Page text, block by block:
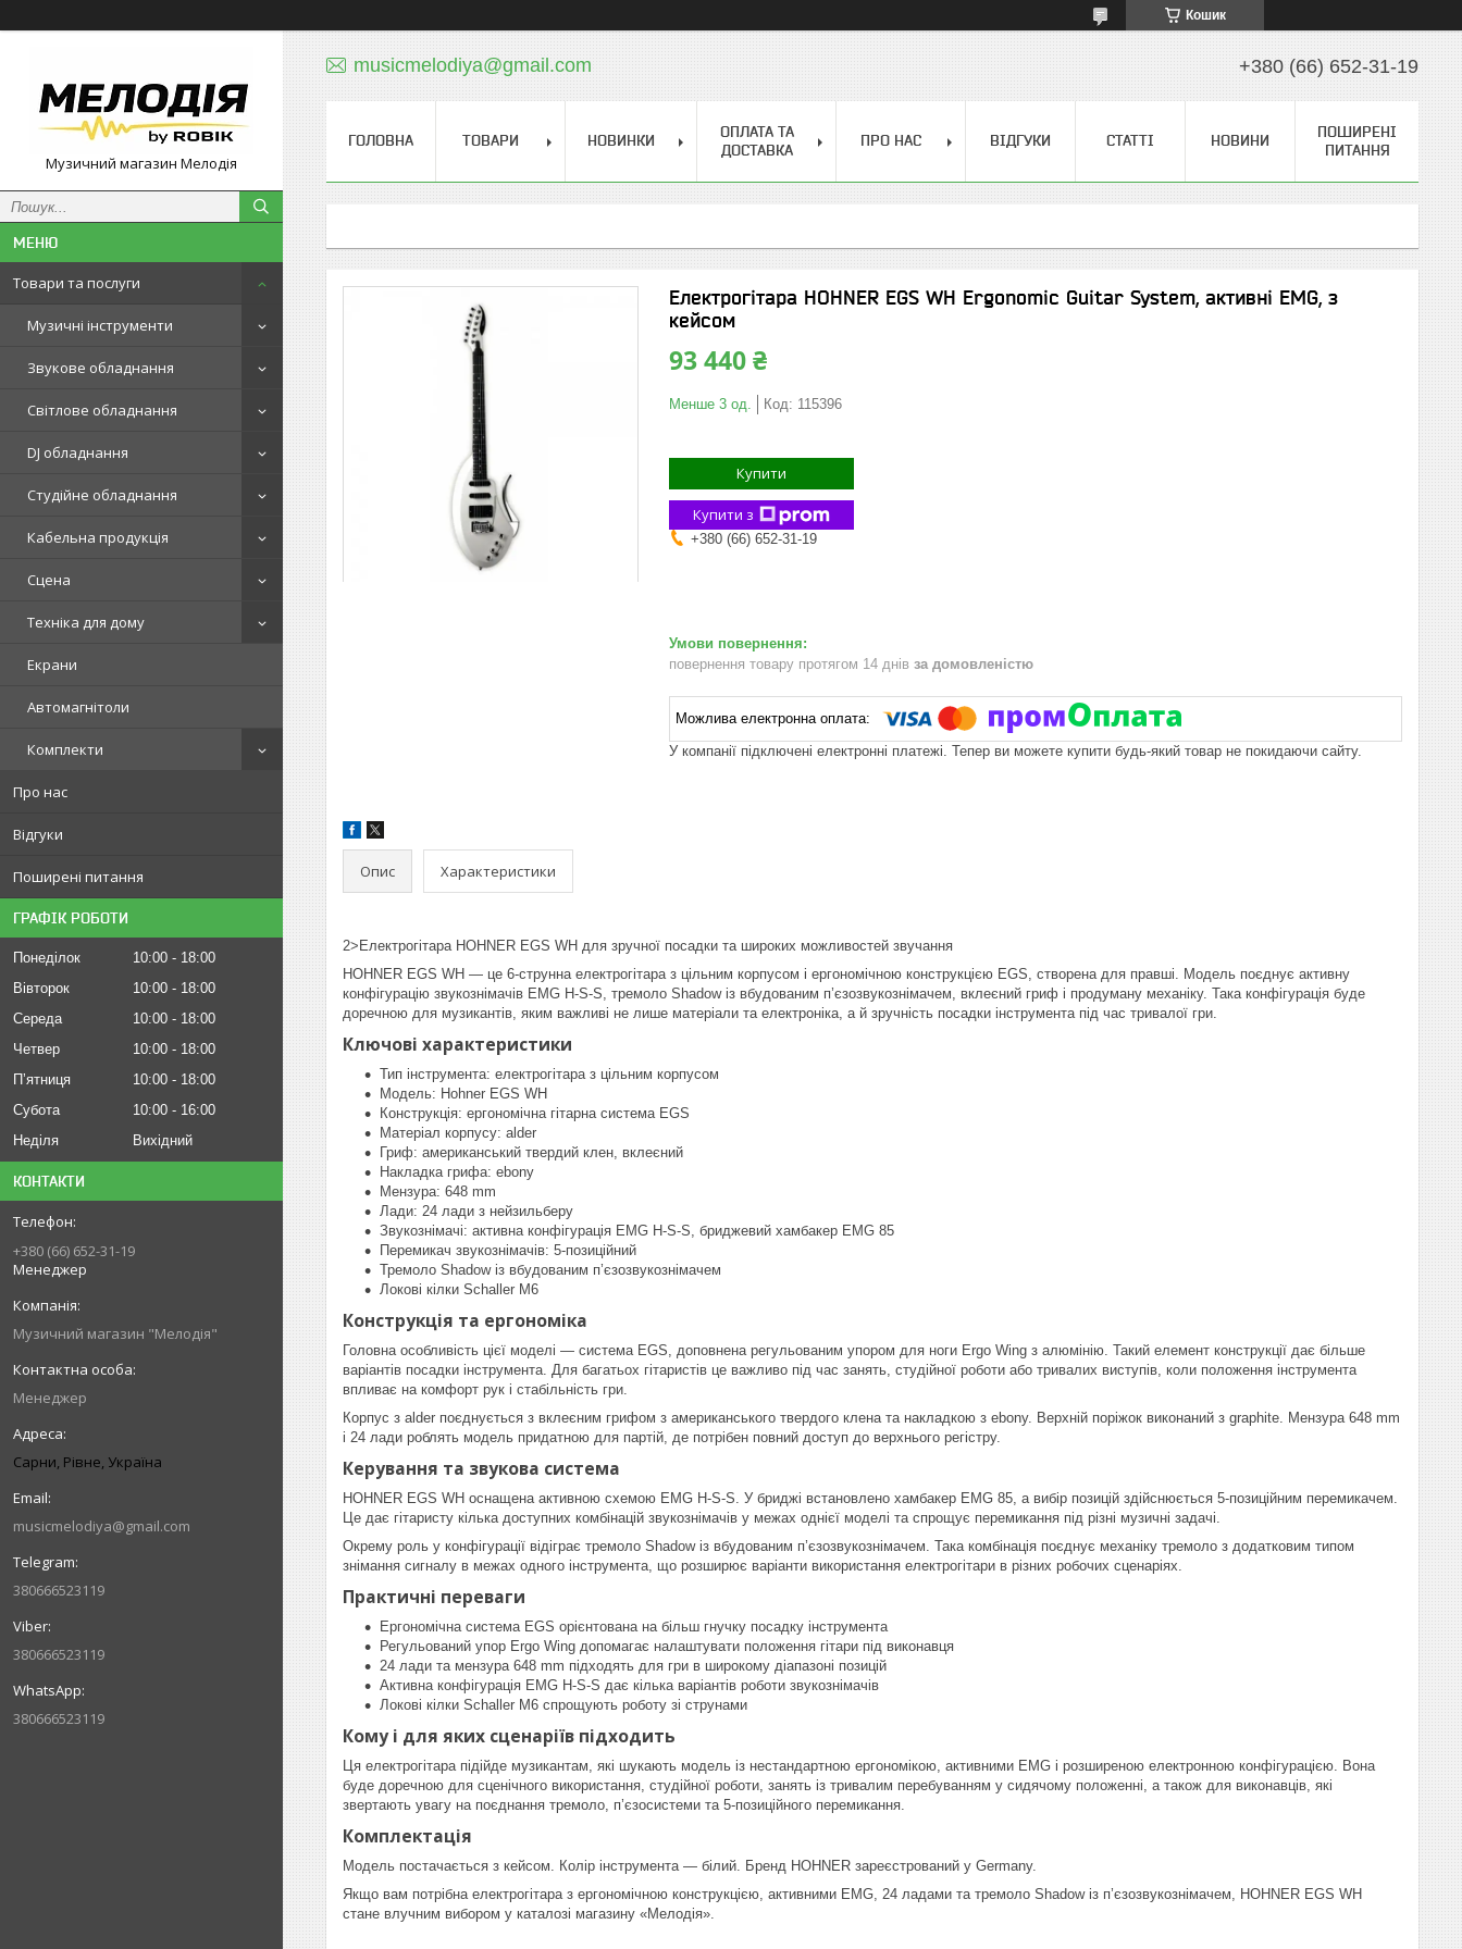
Кошик
Музичний магазин Мелодія
Товари та послуги
Музичні інструменти
Звукове обладнання
Світлове обладнання
DJ обладнання
Студійне обладнання
Кабельна продукція
Сцена
Техніка для дому
Екрани
Автомагнітоли
Комплекти
Про нас
Відгуки
Поширені питання
ГРАФІК РОБОТИ
Понеділок 10:00
18:00
Вівторок
10:00
18:00
Середа
10:00
18:00
Четвер
10:00
18:00
Пʼятниця
10:00
18:00
Субота
10:00
16:00
Неділя
Вихідний
КОНТАКТИ
+380 (66) 652-31-19
Менеджер
Музичний магазин "Мелодія"
Менеджер
Сарни, Рівне, Україна
musicmelodiya@gmail.com
380666523119
380666523119
380666523119
musicmelodiya@gmail.com +380 (66) 652-31-19
ГОЛОВНА ТОВАРИ НОВИНКИ
ОПЛАТА ТА
ДОСТАВКА
ПРО НАС ВІДГУКИ СТАТТІ НОВИНИ
ПОШИРЕНІ
ПИТАННЯ
Електрогітара HOHNER EGS WH Ergonomic Guitar System, активні EMG, з
кейсом
93 440 ₴
Менше 3 од. Код: 115396
Купити
Купити з
+380 (66) 652-31-19
повернення товару протягом 14 днів за домовленістю
У компанії підключені електронні платежі. Тепер ви можете купити будь-який товар не покидаючи сайту.
Опис Характеристики
2>Електрогітара HOHNER EGS WH для зручної посадки та широких можливостей звучання
HOHNER EGS WH — це 6-струнна електрогітара з цільним корпусом і ергономічною конструкцією EGS, створена для правші. Модель поєднує активну
конфігурацію звукознімачів EMG H-S-S, тремоло Shadow із вбудованим п’єзозвукознімачем, вклеєний гриф і продуману механіку. Така конфігурація буде
доречною для музикантів, яким важливі не лише матеріали та електроніка, а й зручність посадки інструмента під час тривалої гри.
Ключові характеристики
Тип інструмента: електрогітара з цільним корпусом
Модель: Hohner EGS WH
Конструкція: ергономічна гітарна система EGS
Матеріал корпусу: alder
Гриф: американський твердий клен, вклеєний
Накладка грифа: ebony
Мензура: 648 mm
Лади: 24 лади з нейзильберу
Звукознімачі: активна конфігурація EMG H-S-S, бриджевий хамбакер EMG 85
Перемикач звукознімачів: 5-позиційний
Тремоло Shadow із вбудованим п’єзозвукознімачем
Локові кілки Schaller M6
Конструкція та ергономіка
Головна особливість цієї моделі — система EGS, доповнена регульованим упором для ноги Ergo Wing з алюмінію. Такий елемент конструкції дає більше
варіантів посадки інструмента. Для багатьох гітаристів це важливо під час занять, студійної роботи або тривалих виступів, коли положення інструмента
впливає на комфорт рук і стабільність гри.
Корпус з alder поєднується з вклеєним грифом з американського твердого клена та накладкою з ebony. Верхній поріжок виконаний з graphite. Мензура 648 mm
і 24 лади роблять модель придатною для партій, де потрібен повний доступ до верхнього регістру.
Керування та звукова система
HOHNER EGS WH оснащена активною схемою EMG H-S-S. У бриджі встановлено хамбакер EMG 85, а вибір позицій здійснюється 5-позиційним перемикачем.
Це дає гітаристу кілька доступних комбінацій звукознімачів у межах однієї моделі та спрощує перемикання під різні музичні задачі.
Окрему роль у конфігурації відіграє тремоло Shadow із вбудованим п’єзозвукознімачем. Така комбінація поєднує механіку тремоло з додатковим типом
знімання сигналу в межах одного інструмента, що розширює варіанти використання електрогітари в різних робочих сценаріях.
Практичні переваги
Ергономічна система EGS орієнтована на більш гнучку посадку інструмента
Регульований упор Ergo Wing допомагає налаштувати положення гітари під виконавця
24 лади та мензура 648 mm підходять для гри в широкому діапазоні позицій
Активна конфігурація EMG H-S-S дає кілька варіантів роботи звукознімачів
Локові кілки Schaller M6 спрощують роботу зі струнами
Кому і для яких сценаріїв підходить
Ця електрогітара підійде музикантам, які шукають модель із нестандартною ергономікою, активними EMG і розширеною електронною конфігурацією. Вона
буде доречною для сценічного використання, студійної роботи, занять із тривалим перебуванням у сидячому положенні, а також для виконавців, які
звертають увагу на поєднання тремоло, п’єзосистеми та 5-позиційного перемикання.
Комплектація
Модель постачається з кейсом. Колір інструмента — білий. Бренд HOHNER зареєстрований у Germany.
Якщо вам потрібна електрогітара з ергономічною конструкцією, активними EMG, 24 ладами та тремоло Shadow із п’єзозвукознімачем, HOHNER EGS WH
стане влучним вибором у каталозі магазину «Мелодія».